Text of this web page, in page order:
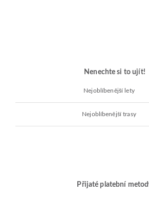
Nenechte si to ujít!
Nejoblíbenější lety
Nejoblíbenější trasy
Přijaté platební